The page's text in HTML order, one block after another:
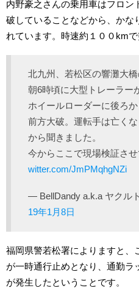
内野豪之さんの乗用車はフロ
破していることなどから、かな
れています。時速約１００kmで
北九州、若松区の響灘大橋
朝6時頃に大型トレーラー
ホイールローダーに後ろ
前方大破。運転手は亡く
から聞きました。
今からここで現場検証さ
witter.com/JmPMqhgNZi
— BellDandy a.k.a ヤクル
19年1月8日
福岡県警若松署によりますと、
が一時通行止めとなり、通勤
が発生したということです。